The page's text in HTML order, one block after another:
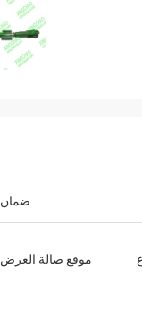
ضمان
موقع صالة العرض